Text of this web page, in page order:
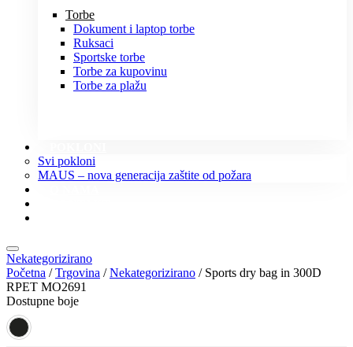
Torbe
Dokument i laptop torbe
Ruksaci
Sportske torbe
Torbe za kupovinu
Torbe za plažu
Svi pokloni
MAUS – nova generacija zaštite od požara
Nekategorizirano
Početna /Trgovina /Nekategorizirano / Sports dry bag in 300D
RPET MO2691
Dostupne boje